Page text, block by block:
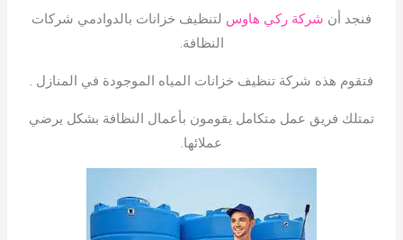
فنجد أن شركة ركي هاوس لتنظيف خزانات بالدوادمي شركات
النظافة.
فتقوم هذه شركة تنظيف خزانات المياه الموجودة في المنازل .
تمتلك فريق عمل متكامل يقومون بأعمال النظافة بشكل يرضي
عملائها.